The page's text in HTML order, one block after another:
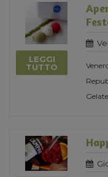
LEGGI
TUTTO